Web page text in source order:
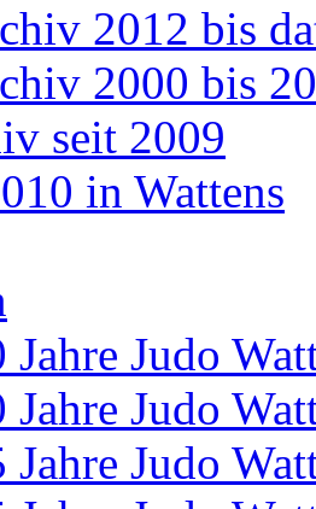
2012 bis
2000 bis
seit 2009
in Wattens
Judo
Judo
Judo